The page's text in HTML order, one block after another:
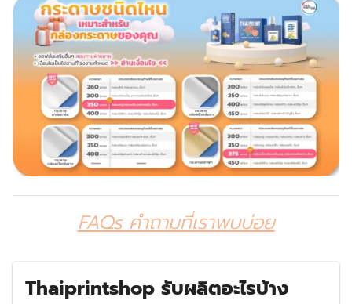
FAQs คำถามที่เราพบบ่อย
Thaiprintshop รับผลิตอะไรบ้าง